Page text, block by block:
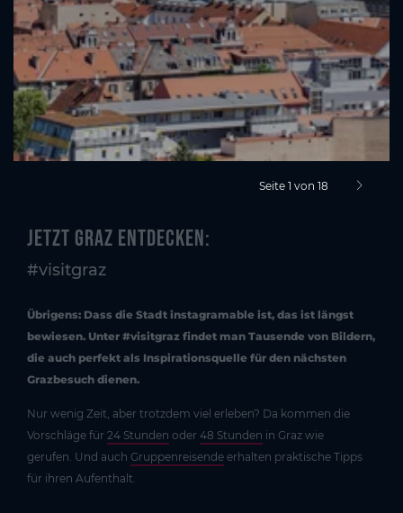
Seite 1 von 18 nächste
Jetzt Graz entdecken:
#visitgraz
Übrigens: Dass die Stadt instagramable ist, das ist längst
bewiesen. Unter #visitgraz findet man Tausende von Bildern,
die auch perfekt als Inspirationsquelle für den nächsten
Grazbesuch dienen.
Nur wenig Zeit, aber trotzdem viel erleben? Da kommen die
Vorschläge für 24 Stunden oder 48 Stunden in Graz wie
gerufen. Und auch Gruppenreisende erhalten praktische Tipps
für ihren Aufenthalt.